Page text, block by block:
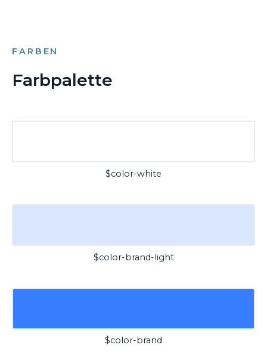
FARBEN
Farbpalette
$color-white
$color-brand-light
$color-brand